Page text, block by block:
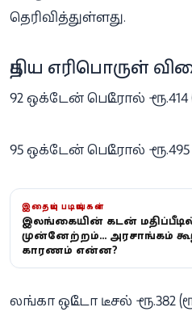
தெரிவித்துள்ளது.
புதிய எரிபொருள்
92 ஒக்டேன் பெட்ரோல் – ரூ.414
95 ஒக்டேன் பெட்ரோல் –
இதையும் படியுங்கள்
இலங்கையின் கடன்
முன்னேற்றம்... அரசாங்கம்
காரணம் என்ன?
லங்கா ஒட்டோ டீசல் – ரூ.382